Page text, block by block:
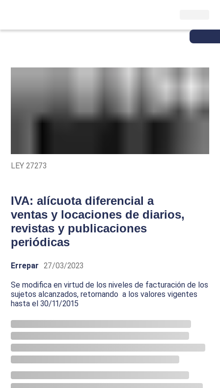
LEY 27273
IVA: alícuota diferencial a
ventas y locaciones de diarios,
revistas y publicaciones
periódicas
Errepar 27/03/2023
Se modifica en virtud de los niveles de facturación de los
sujetos alcanzados, retornando a los valores vigentes
hasta el 30/11/2015